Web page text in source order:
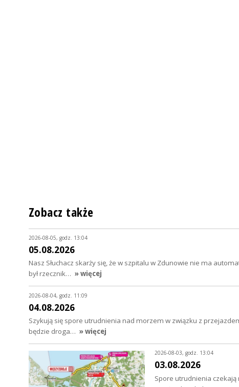
Zobacz także
2026-08-05, godz. 13:04
05.08.2026
Nasz Słuchacz skarży się, że w szpitalu w Zdunowie nie ma
był rzecznik… » więcej
2026-08-04, godz. 11:09
04.08.2026
Szykują się spore utrudnienia nad morzem w związku z
będzie droga… » więcej
2026-08-03, godz. 13:04
03.08.2026
Spore utrudnienia czekają